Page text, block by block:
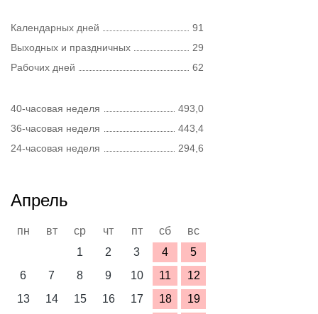
Календарных дней
91
Выходных и праздничных
29
Рабочих дней
62
40-часовая неделя
493,0
36-часовая неделя
443,4
24-часовая неделя
294,6
Апрель
пн вт ср чт пт сб
вс
1
2 3 4
5
6
7 8 9 10 11
12
13
14 15 16 17 18
19